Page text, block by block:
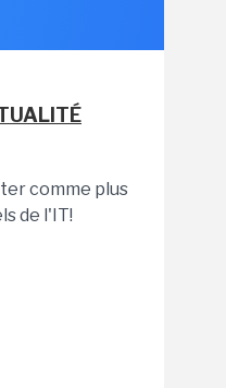
comme plus
de l'IT!